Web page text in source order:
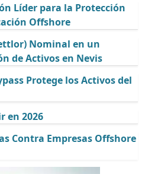
Líder para la Protección
Offshore
Nominal en un
de Activos en Nevis
Protege los Activos del
en 2026
Contra Empresas Offshore